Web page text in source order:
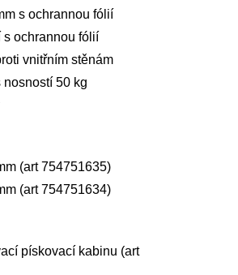
s ochrannou fólií
ochrannou fólií
vnitřním stěnám
nosností 50 kg
(art 754751635)
(art 754751634)
pískovací kabinu (art